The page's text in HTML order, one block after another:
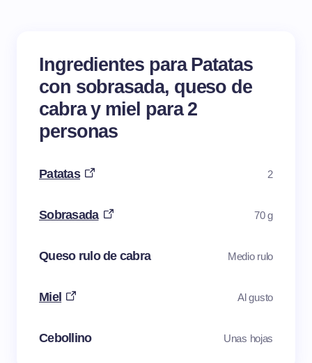
Ingredientes para Patatas
con sobrasada, queso de
cabra y miel para 2
personas
Patatas 2
Sobrasada 70 g
Queso rulo de cabra Medio rulo
Miel Al gusto
Cebollino Unas hojas